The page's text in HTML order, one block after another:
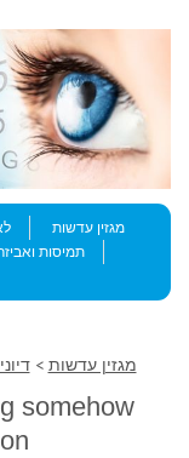
Menu
Skip to content
מגזין עדשות
תמיסות
מגזין עדשות >
somehow